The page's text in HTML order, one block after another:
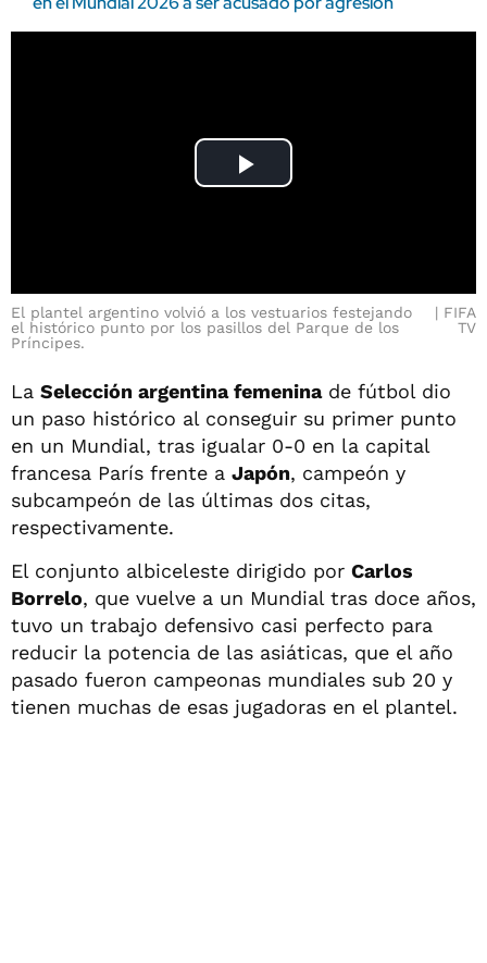
Play
El plantel argentino volvió a los vestuarios festejando
el histórico punto por los pasillos del Parque de los
Príncipes.
FIFA
TV
La Selección argentina femeninade fútbol dio
un paso histórico al conseguir su primer punto
en un Mundial, tras igualar 0-0 en la capital
francesa París frente a Japón, campeón y
subcampeón de las últimas dos citas,
respectivamente.
El conjunto albiceleste dirigido por Carlos
Borrelo, que vuelve a un Mundial tras doce años,
tuvo un trabajo defensivo casi perfecto para
reducir la potencia de las asiáticas, que el año
pasado fueron campeonas mundiales sub 20 y
tienen muchas de esas jugadoras en el plantel.